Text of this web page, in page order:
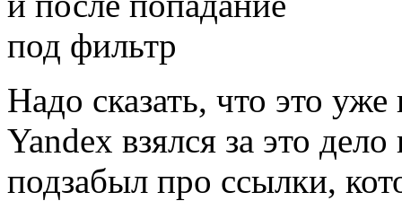
Надо сказать, что это
Yandex взялся за это
подзабыл про ссылки,